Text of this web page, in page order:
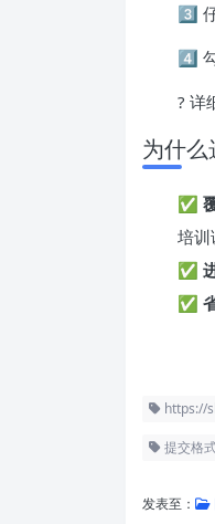
3️⃣
4️⃣
? 详
为什么
✅
培训
✅
✅
https://
提交格
发表至：